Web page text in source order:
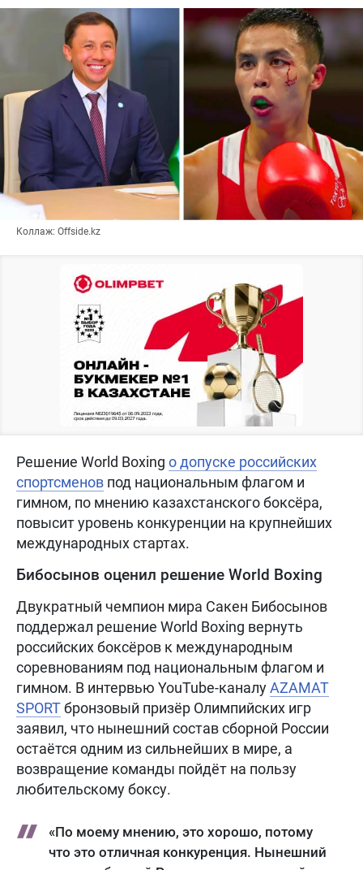
Коллаж: Offside.kz
Решение World Boxing о допуске российских
спортсменов под национальным флагом и
гимном, по мнению казахстанского боксёра,
повысит уровень конкуренции на крупнейших
международных стартах.
Бибосынов оценил решение World Boxing
Двукратный чемпион мира Сакен Бибосынов
поддержал решение World Boxing вернуть
российских боксёров к международным
соревнованиям под национальным флагом и
гимном. В интервью YouTube-каналуAZAMAT
SPORTбронзовый призёр Олимпийских игр
заявил, что нынешний состав сборной России
остаётся одним из сильнейших в мире, а
возвращение команды пойдёт на пользу
любительскому боксу.
«По моему мнению, это хорошо, потому
что это отличная конкуренция. Нынешний